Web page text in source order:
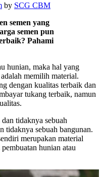
by SCG CBM
semen yang
semen pun
Pahami
hunian, maka hal yang
memilih material.
dengan kualitas terbaik dan
tukang terbaik, namun
tidaknya sebuah
tidaknya sebuah bangunan.
merupakan material
hunian atau